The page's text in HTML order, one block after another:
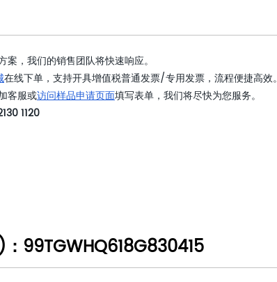
，我们的销售团队将快速响应。
在线下单，支持开具增值税普通发票/专用发票，流程便捷高效。
客服或访问样品申请页面填写表单，我们将尽快为您服务。
1120
99TGWHQ618G830415